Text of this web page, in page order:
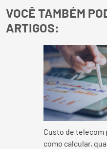
VOCÊ TAMBÉM
ARTIGOS:
Custo de telecom
como calcular,